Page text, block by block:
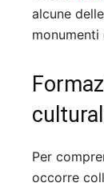
alcune
Per
occorre